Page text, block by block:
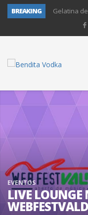
BREAKING
Gelatina
Vodka
Drink
Kriptonita,
EVENTOS
LIVE LOUNGE